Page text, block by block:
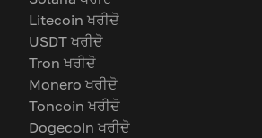
Litecoin ਖਰੀਦੋ
USDT ਖਰੀਦੋ
Tron ਖਰੀਦੋ
Monero ਖਰੀਦੋ
Toncoin ਖਰੀਦੋ
Dogecoin ਖਰੀਦੋ